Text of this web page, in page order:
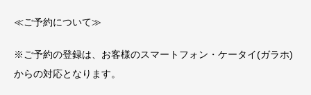
≪ご予約について≫
※ご予約の登録は、お客様のスマートフォン・ケータイ(ガラホ)
からの対応となります。